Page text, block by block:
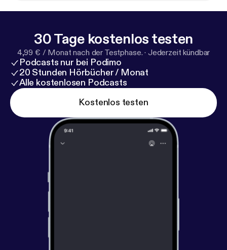
30 Tage kostenlos testen
4,99 € / Monat nach der Testphase. · Jederzeit kündbar
Podcasts nur bei Podimo
20 Stunden Hörbücher / Monat
Alle kostenlosen Podcasts
Kostenlos testen